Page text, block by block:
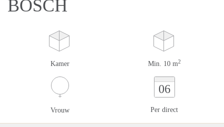
BOSCH
Kamer Min. 10 m2
Vrouw
06
Per direct